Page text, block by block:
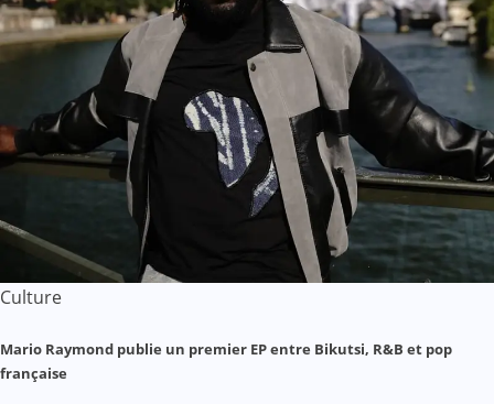
Culture
Mario Raymond publie un premier EP entre Bikutsi, R&B et pop
française